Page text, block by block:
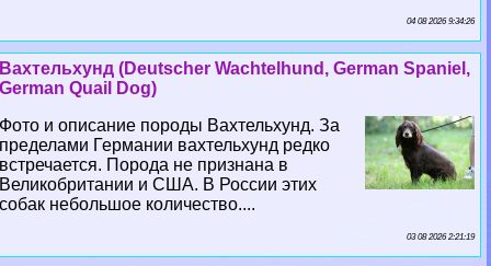
04 08 2026 9:34:26
Вахтельхунд (Deutscher Wachtelhund, German Spaniel,
German Quail Dog)
Фото и описание породы Вахтельхунд. За
пределами Германии вахтельхунд редко
встречается. Порода не признана в
Великобритании и США. В России этих
собак небольшое количество....
03 08 2026 2:21:19